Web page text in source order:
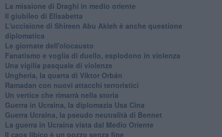
La missione di Draghi in medio oriente
Il giubileo di Elisabetta
L'uccisione di Shireen Abu Akleh è anche questione
diplomatica
Le giornate dell'olocausto
Fanatismo e voglia di duello, esplodono in violenza
Una vigilia pasquale di violenze
Ungheria, la quarta di Viktor Orbán
Ramadan con nuovi attacchi terroristici
Un vertice che rimarrà nella storia
Guerra in Ucraina, la diplomazia Usa Cina
Guerra Ucraina, la pseudo neutralità di Bennet
La guerra in Ucraina vista dal Medio Oriente
​Il caos libico è un pozzo senza fine